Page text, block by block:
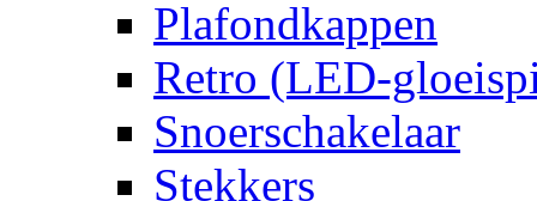
Plafondkappen
Retro (LED-
Snoerschakelaar
Stekkers